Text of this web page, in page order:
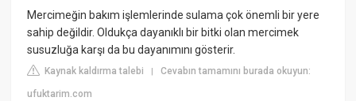
Mercimeğin bakım işlemlerinde sulama çok önemli bir yere
sahip değildir. Oldukça dayanıklı bir bitki olan mercimek
susuzluğa karşı da bu dayanımını gösterir.
Kaynak kaldırma talebi |Cevabın tamamını burada okuyun:
ufuktarim.com